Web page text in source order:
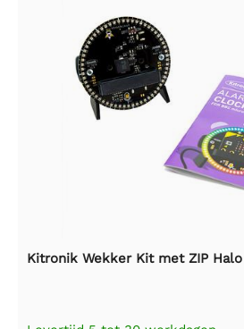
Kitronik Wekker Kit met ZIP